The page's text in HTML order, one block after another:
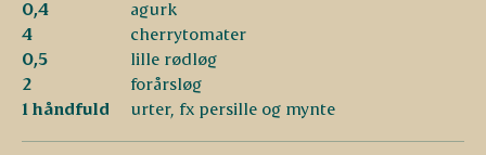
0,4
agurk
4
cherrytomater
0,5
lille rødløg
2
forårsløg
1 håndfuld
urter, fx persille og mynte